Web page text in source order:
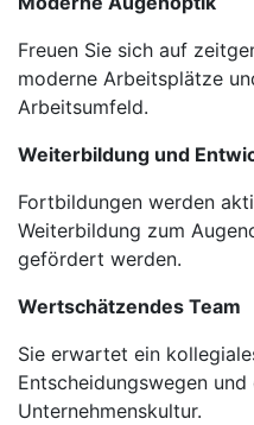
Freuen Sie sich auf
moderne Arbeitsplätze
Arbeitsumfeld.
Weiterbildung und
Fortbildungen werden
Weiterbildung zum
gefördert werden.
Wertschätzendes Team
Sie erwartet ein
Entscheidungswegen
Unternehmenskultur.